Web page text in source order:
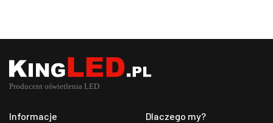
Informacje Dlaczego my?